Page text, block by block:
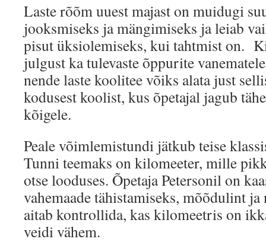
Laste rõõm uuest majast on muidugi
jooksmiseks ja mängimiseks ja leiab
pisut üksiolemiseks, kui tahtmist on.
julgust ka tulevaste õppurite
nende laste koolitee võiks alata just
kodusest koolist, kus õpetajal jagub
kõigele.
Peale võimlemistundi jätkub teise
Tunni teemaks on kilomeeter, mille
otse looduses. Õpetaja Petersonil on
vahemaade tähistamiseks, mõõdulint
aitab kontrollida, kas kilomeetris on
veidi vähem.